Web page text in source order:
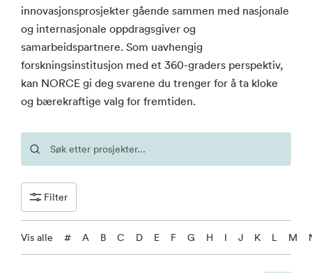
innovasjonsprosjekter gående sammen med nasjonale
og internasjonale oppdragsgiver og
samarbeidspartnere. Som uavhengig
forskningsinstitusjon med et 360-graders perspektiv,
kan NORCE gi deg svarene du trenger for å ta kloke
og bærekraftige valg for fremtiden.
Filter
Vis alle # A B C D E F G H I J K L M